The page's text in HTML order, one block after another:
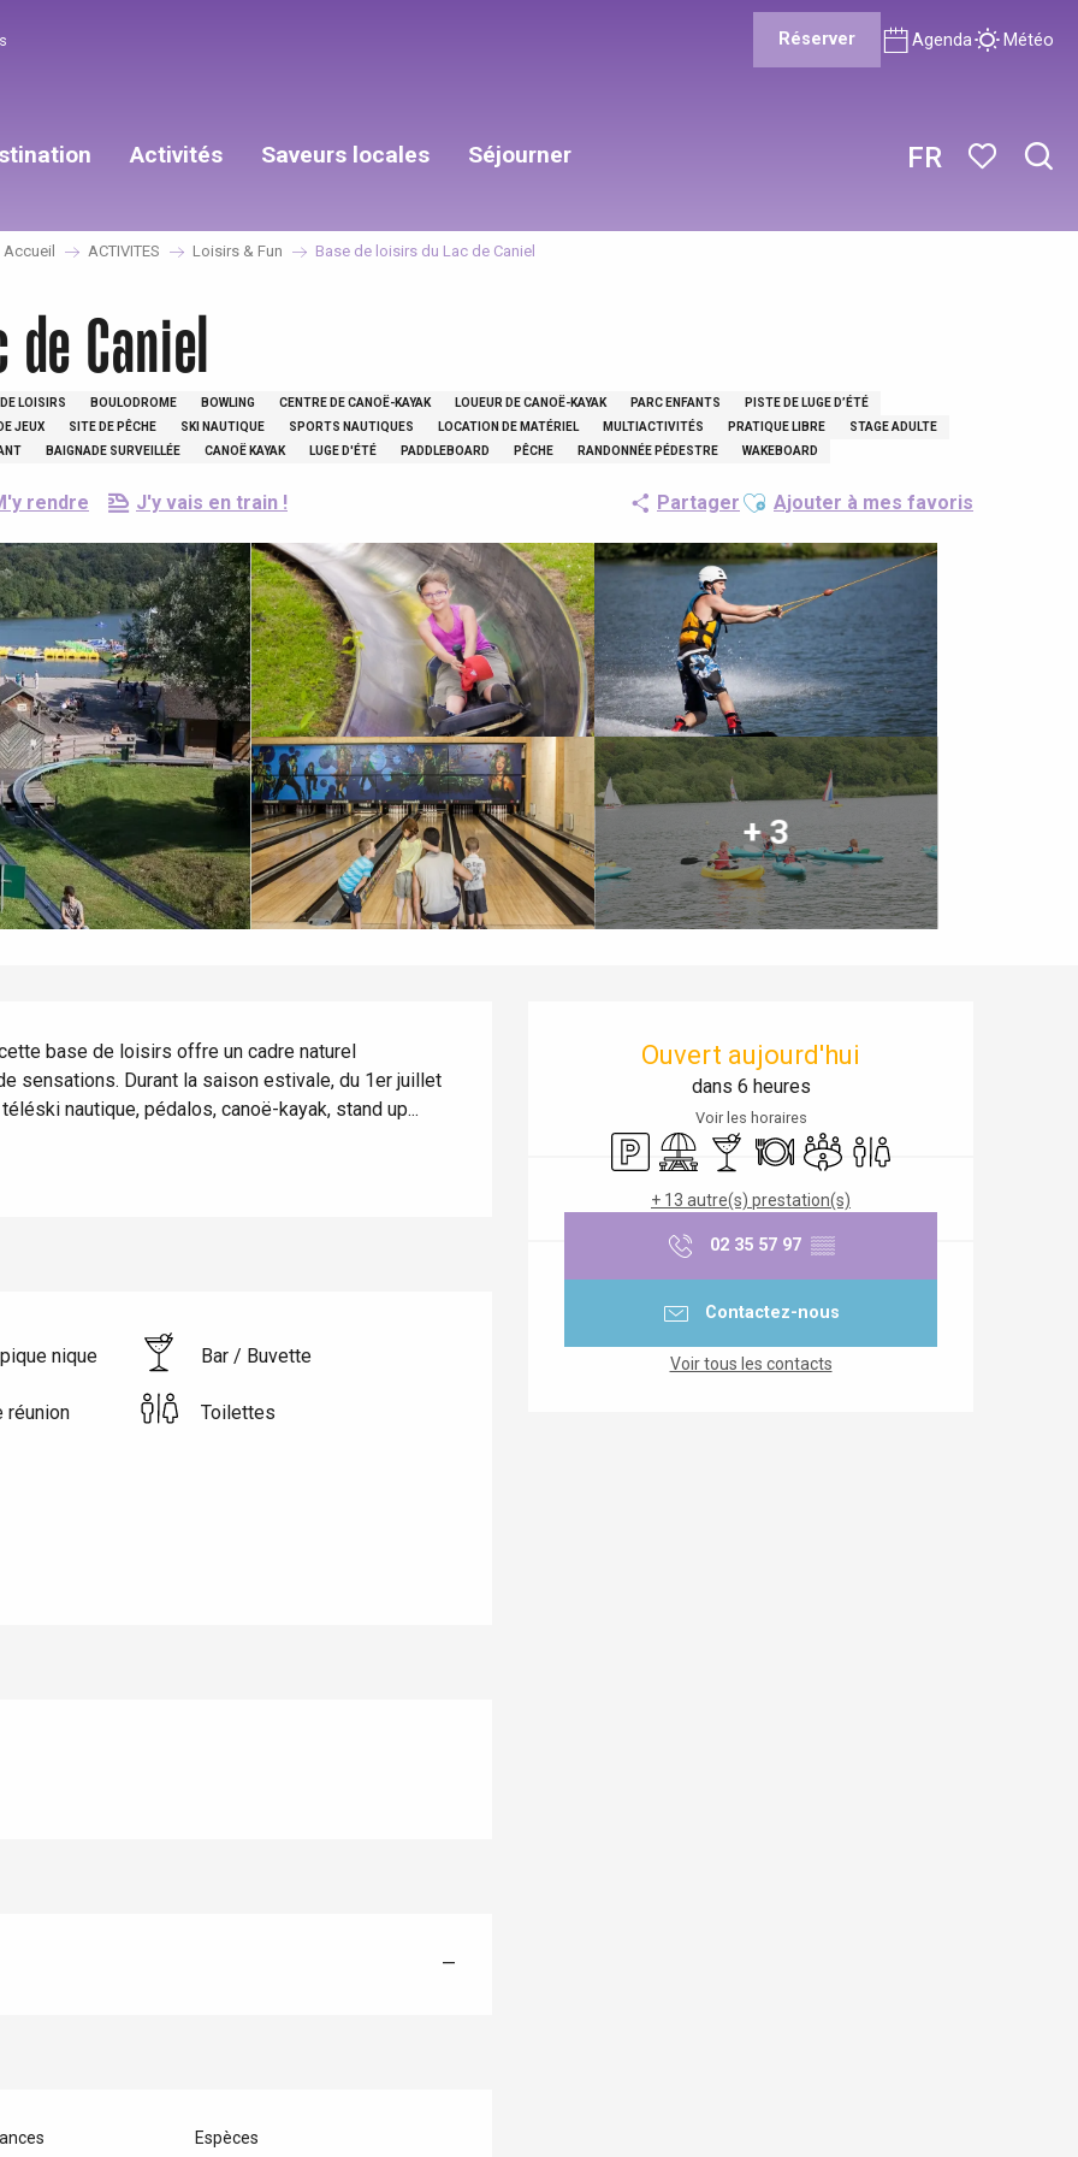
FR
Réserver Agenda Météo
Activités Saveurs locales Séjourner
Accueil ACTIVITES Loisirs & Fun Base de loisirs du Lac de Caniel
Caniel
LOISIRS BOULODROME BOWLING CENTRE DE CANOË-KAYAK LOUEUR DE CANOË-KAYAK PARC ENFANTS
PISTE DE LUGE D’ÉTÉ
JEUX SITE DE PÊCHE SKI NAUTIQUE SPORTS NAUTIQUES LOCATION DE MATÉRIEL MULTIACTIVITÉS PRATIQUE LIBRE
STAGE ADULTE
BAIGNADE SURVEILLÉE CANOË KAYAK LUGE D'ÉTÉ PADDLEBOARD PÊCHE RANDONNÉE PÉDESTRE WAKEBOARD
rendre J'y vais en train ! Partager Ajouter aux favoris
Ajouter à mes favoris
+ 3
Ouvert aujourd'hui
dans 6 heures
Voir les horaires
ParkingAire de pique nique
Bar / Buvette
RestaurantSalle de réunion
Toilettes
+ 13 autre(s) prestation(s)
02 35 57 97 ▒▒
Contactez-nous
Voir tous les contacts
base de loisirs offre un cadre naturel
sensations. Durant la saison estivale, du 1er juillet
nautique, pédalos, canoë-kayak, stand up...
nique Bar / Buvette
réunion Toilettes
—
Espèces